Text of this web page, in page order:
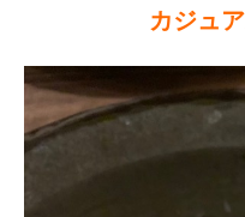
カジュ